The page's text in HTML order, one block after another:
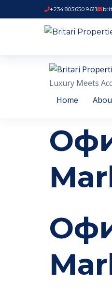
+2348056509611
Luxury Meets
Home